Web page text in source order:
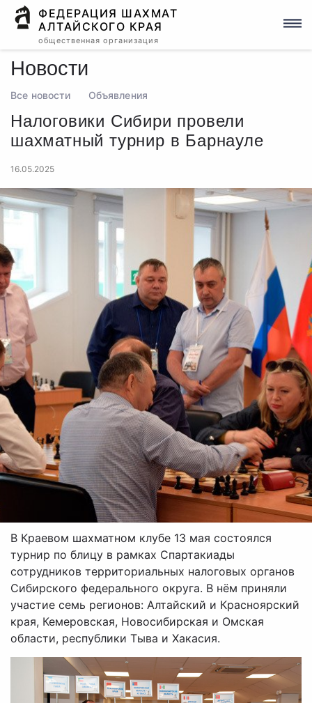
ФЕДЕРАЦИЯ ШАХМАТ
АЛТАЙСКОГО КРАЯ
общественная организация
Новости
Все новости Объявления
Налоговики Сибири провели
шахматный турнир в Барнауле
16.05.2025
В Краевом шахматном клубе 13 мая состоялся
турнир по блицу в рамках Спартакиады
сотрудников территориальных налоговых органов
Сибирского федерального округа. В нём приняли
участие семь регионов: Алтайский и Красноярский
края, Кемеровская, Новосибирская и Омская
области, республики Тыва и Хакасия.